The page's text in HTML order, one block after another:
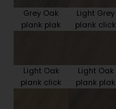
Grey Oak
plank plak
Light Grey
plank click
Light Oak
plank click
Light Oak
plank plak